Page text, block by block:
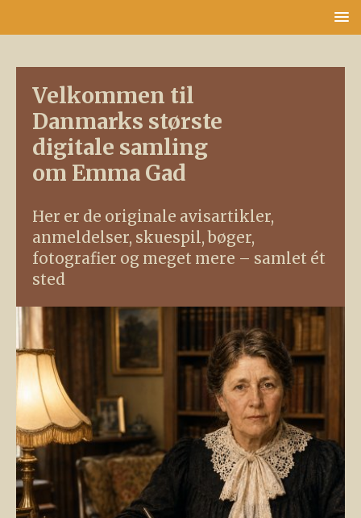
Velkommen til
Danmarks største
digitale samling
om Emma Gad
Her er de originale avisartikler,
anmeldelser, skuespil, bøger,
fotografier og meget mere – samlet ét
sted